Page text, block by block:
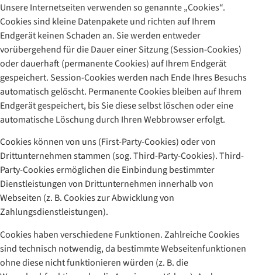
Unsere Internetseiten verwenden so genannte „Cookies“.
Cookies sind kleine Datenpakete und richten auf Ihrem
Endgerät keinen Schaden an. Sie werden entweder
vorübergehend für die Dauer einer Sitzung (Session-Cookies)
oder dauerhaft (permanente Cookies) auf Ihrem Endgerät
gespeichert. Session-Cookies werden nach Ende Ihres Besuchs
automatisch gelöscht. Permanente Cookies bleiben auf Ihrem
Endgerät gespeichert, bis Sie diese selbst löschen oder eine
automatische Löschung durch Ihren Webbrowser erfolgt.
Cookies können von uns (First-Party-Cookies) oder von
Drittunternehmen stammen (sog. Third-Party-Cookies). Third-
Party-Cookies ermöglichen die Einbindung bestimmter
Dienstleistungen von Drittunternehmen innerhalb von
Webseiten (z. B. Cookies zur Abwicklung von
Zahlungsdienstleistungen).
Cookies haben verschiedene Funktionen. Zahlreiche Cookies
sind technisch notwendig, da bestimmte Webseitenfunktionen
ohne diese nicht funktionieren würden (z. B. die